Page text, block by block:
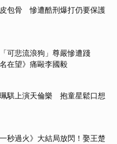
包骨 慘遭酷刑爆打仍要保護
可悲流浪狗」尊嚴慘遭踐
在望》痛毆李國毅
騏上演天倫樂 抱童星鬆口想
秒過火》大結局放閃！娶王楚